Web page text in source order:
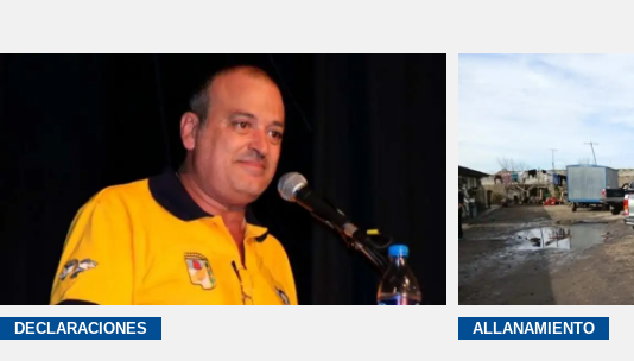
DECLARACIONES ALLANAMIENTO